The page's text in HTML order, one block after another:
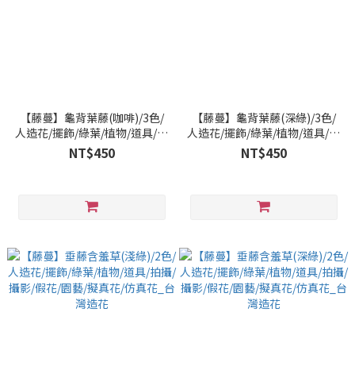
【藤蔓】龜背葉藤(咖啡)/3色/
人造花/擺飾/綠葉/植物/道具/拍
攝/攝影/假花/園藝/擬真花/仿真
花_台灣造花
NT$450
【藤蔓】龜背葉藤(深綠)/3色/
人造花/擺飾/綠葉/植物/道具/拍
攝/攝影/假花/園藝/擬真花/仿真
花_台灣造花
NT$450